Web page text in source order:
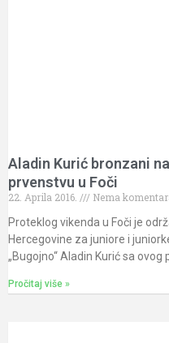
Aladin Kurić bronzani
prvenstvu u Foči
22. Aprila 2016.
Nema
Proteklog vikenda u Foči je
Hercegovine za juniore i
„Bugojno“ Aladin Kurić sa
Pročitaj više »